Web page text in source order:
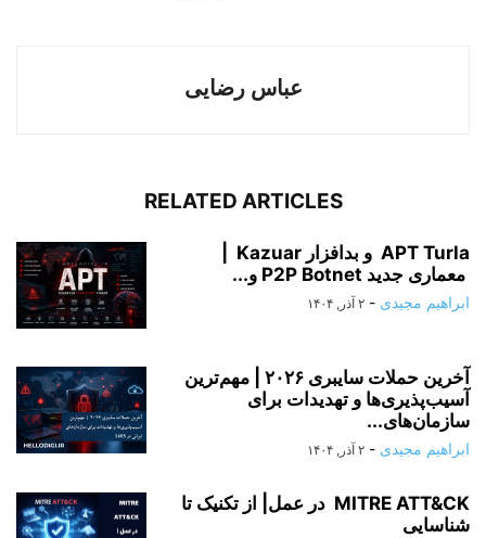
عباس رضایی
RELATED ARTICLES
معماری جدید P2P Botnet و...
ابراهیم مجیدی - ۲ آذر, ۱۴۰۴
آخرین حملات سایبری ۲۰۲۶ | مهم‌ترین
آسیب‌پذیری‌ها و تهدیدات برای
سازمان‌های...
ابراهیم مجیدی - ۲ آذر, ۱۴۰۴
MITRE ATT&CK در عمل| از تکنیک تا
شناسایی